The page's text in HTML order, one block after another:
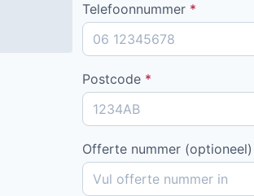
Telefoonnummer *
Postcode *
Offerte nummer (optioneel)